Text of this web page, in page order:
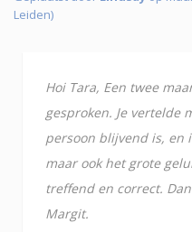
Leiden)
Hoi Tara, Een twee
gesproken. Je vertelde
persoon blijvend is, en
maar ook het grote
treffend en correct.
Margit.